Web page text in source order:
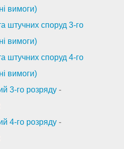
вимоги)
штучних споруд 3-го
вимоги)
штучних споруд 4-го
вимоги)
3-го розряду -
4-го розряду -